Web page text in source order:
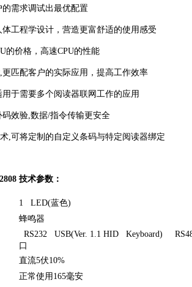
需求调试出最优配置
工程学设计，营造更富舒适的使用感受
价格，高速CPU的性能
匹配客户的实际应用，提高工作效率
于需要多个阅读器联网工作的应用
效验,数据/指令传输更安全
,可将定制的自定义条码与特定阅读器绑定
技术参数：
1 LED(蓝色)
蜂鸣器
RS232 USB(Ver. 1.1 HID Keyboard)
口
直流5伏10%
正常使用165毫安